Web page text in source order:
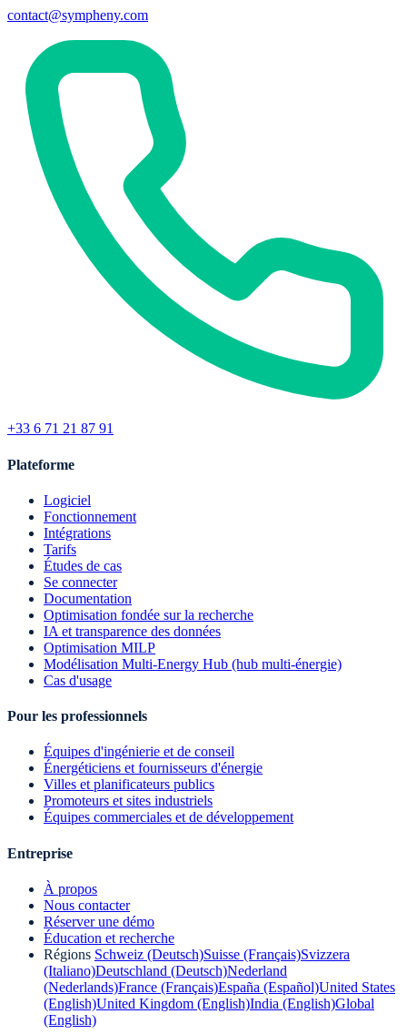
contact@sympheny.com
+33 6 71 21 87 91
Plateforme
Logiciel
Fonctionnement
Intégrations
Tarifs
Études de cas
Se connecter
Documentation
Optimisation fondée sur la recherche
IA et transparence des données
Optimisation MILP
Modélisation Multi-Energy Hub (hub multi-énergie)
Cas d'usage
Pour les professionnels
Équipes d'ingénierie et de conseil
Énergéticiens et fournisseurs d'énergie
Villes et planificateurs publics
Promoteurs et sites industriels
Équipes commerciales et de développement
Entreprise
À propos
Nous contacter
Réserver une démo
Éducation et recherche
Régions Schweiz (Deutsch)Suisse (Français)Svizzera
(Italiano)Deutschland (Deutsch)Nederland
(Nederlands)France (Français)España (Español)United States
(English)United Kingdom (English)India (English)Global
(English)